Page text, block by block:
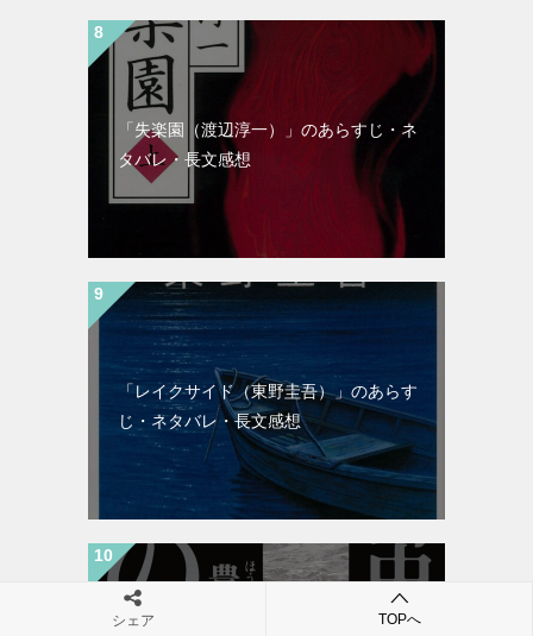
「失楽園（渡辺淳一）」のあらすじ・ネ
タバレ・長文感想
「レイクサイド（東野圭吾）」のあらす
じ・ネタバレ・長文感想
シェア TOPへ